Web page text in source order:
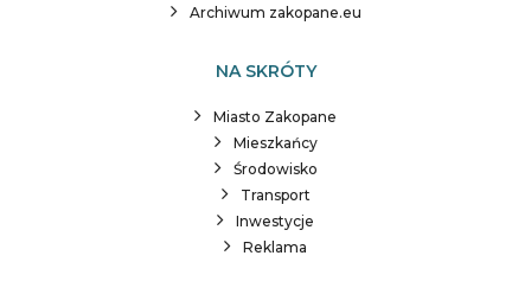
Archiwum zakopane.eu
NA SKRÓTY
Miasto Zakopane
Mieszkańcy
Środowisko
Transport
Inwestycje
Reklama